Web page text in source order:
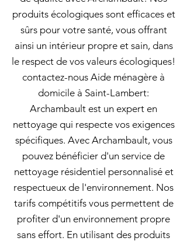
produits écologiques sont efficaces et
sûrs pour votre santé, vous offrant
ainsi un intérieur propre et sain, dans
le respect de vos valeurs écologiques!
contactez-nous Aide ménagère à
domicile à Saint-Lambert:
Archambault est un expert en
nettoyage qui respecte vos exigences
spécifiques. Avec Archambault, vous
pouvez bénéficier d'un service de
nettoyage résidentiel personnalisé et
respectueux de l'environnement. Nos
tarifs compétitifs vous permettent de
profiter d'un environnement propre
sans effort. En utilisant des produits